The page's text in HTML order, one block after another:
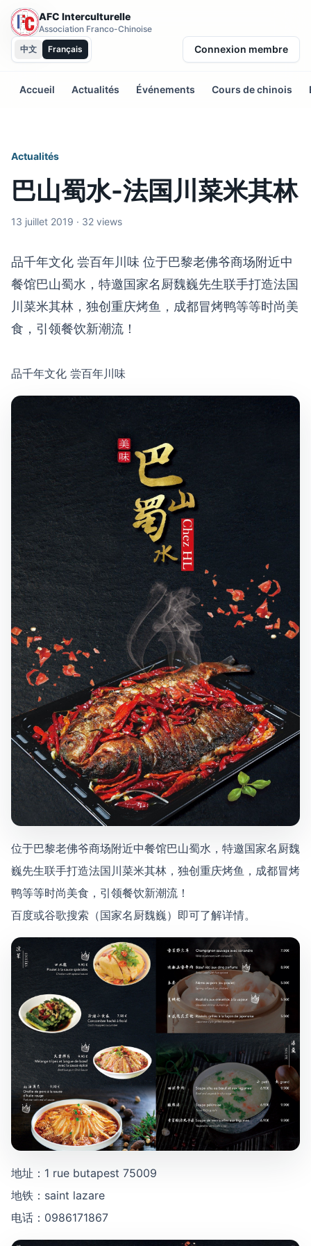
AFC Interculturelle
Association Franco-Chinoise
中文
Français Connexion membre
Accueil Actualités Événements Cours de chinois
Actualités
巴山蜀水-法国川菜米其林
13 juillet 2019 · 32 views
品千年文化 尝百年川味 位于巴黎老佛爷商场附近中
餐馆巴山蜀水，特邀国家名厨魏巍先生联手打造法国
川菜米其林，独创重庆烤鱼，成都冒烤鸭等等时尚美
食，引领餐饮新潮流！
品千年文化 尝百年川味
位于巴黎老佛爷商场附近中餐馆巴山蜀水，特邀国家名厨魏
巍先生联手打造法国川菜米其林，独创重庆烤鱼，成都冒烤
鸭等等时尚美食，引领餐饮新潮流！
百度或谷歌搜索（国家名厨魏巍）即可了解详情。
地址：1 rue butapest 75009
地铁：saint lazare
电话：0986171867